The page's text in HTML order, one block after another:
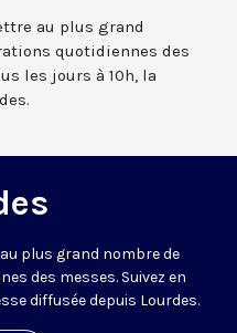
au plus grand
quotidiennes des
les jours à 10h, la
plus grand nombre de
des messes. Suivez en
diffusée depuis Lourdes.